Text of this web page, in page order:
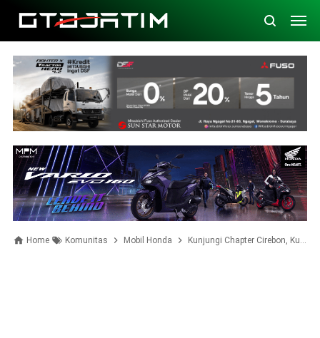
Home Komunitas Mobil Honda Kunjungi Chapter Cirebon, Kuningan dan Bandung, Indonesia City Club Kopdar Keliling Jawa Barat